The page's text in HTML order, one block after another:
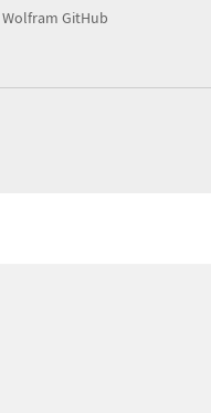
Wolfram GitHub